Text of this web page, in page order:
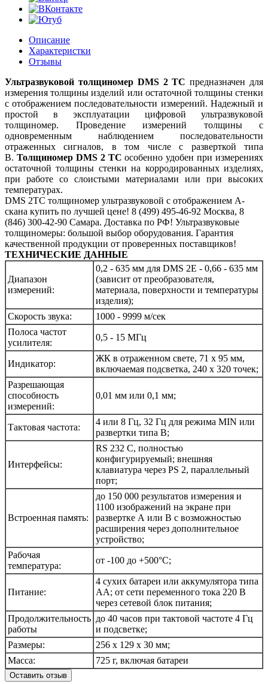
Описание
Характеристки
Отзывы
Ультразвуковой толщиномер DMS 2 TCпредназначен для
измерения толщины изделий или остаточной толщины стенки
с отображением последовательности измерений. Надежный и
простой в эксплуатации цифровой ультразвуковой
толщиномер. Проведение измерений толщины с
одновременным наблюдением последовательности
отраженных сигналов, в том числе с разверткой типа
В. Толщиномер DMS 2 TC особенно удобен при измерениях
остаточной толщины стенки на корродированных изделиях,
при работе со слоистыми материалами или при высоких
температурах.
DMS 2TC толщиномер ультразвуковой с отображением А-
скана купить по лучшей цене! 8 (499) 495-46-92 Москва, 8
(846) 300-42-90 Самара. Доставка по РФ! Ультразвуковые
толщиномеры: большой выбор оборудования. Гарантия
качественной продукции от проверенных поставщиков!
ТЕХНИЧЕСКИЕ ДАННЫЕ
Диапазон
измерений:
0,2 - 635 мм для DMS 2E - 0,66 - 635 мм
(зависит от преобразователя,
материала, поверхности и температуры
изделия);
Скорость звука:
1000 - 9999 м/сек
Полоса частот
усилителя:
0,5 - 15 МГц
Индикатор:
ЖК в отраженном свете, 71 х 95 мм,
включаемая подсветка, 240 х 320 точек;
Разрешающая
способность
измерений:
0,01 мм или 0,1 мм;
Тактовая частота:
4 или 8 Гц, 32 Гц для режима MIN или
развертки типа В;
Интерфейсы:
RS 232 C, полностью
конфигурируемый; внешняя
клавиатура через PS 2, параллельный
порт;
Встроенная память:
до 150 000 результатов измерения и
1100 изображений на экране при
развертке А или В с возможностью
расширения через дополнительное
устройство;
Рабочая
температура:
от -100 до +500°С;
Питание:
4 сухих батареи или аккумулятора типа
АА; от сети переменного тока 220 В
через сетевой блок питания;
Продолжительность
работы
до 40 часов при тактовой частоте 4 Гц
и подсветке;
Размеры:
256 х 129 х 30 мм;
Масса:
725 г, включая батареи
Оставить отзыв